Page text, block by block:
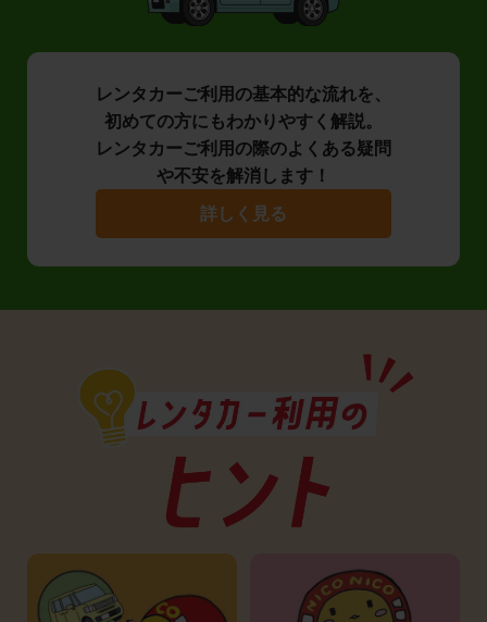
レンタカーご利用の基本的な流れを、
初めての方にもわかりやすく解説。
レンタカーご利用の際のよくある疑問
や不安を解消します！
詳しく見る